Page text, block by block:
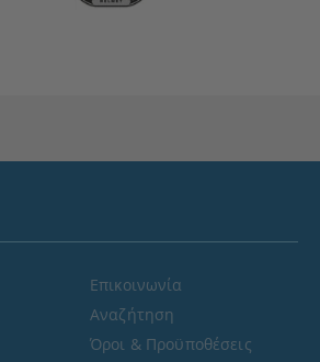
Επικοινωνία
Αναζήτηση
Όροι & Προϋποθέσεις